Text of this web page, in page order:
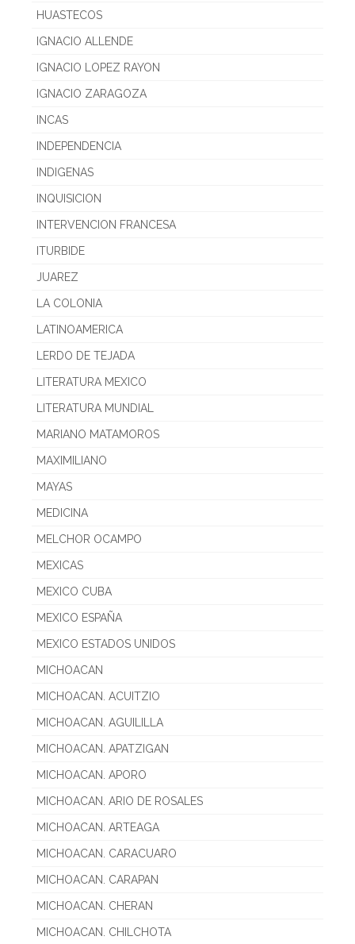
HUASTECOS
IGNACIO ALLENDE
IGNACIO LOPEZ RAYON
IGNACIO ZARAGOZA
INCAS
INDEPENDENCIA
INDIGENAS
INQUISICION
INTERVENCION FRANCESA
ITURBIDE
JUAREZ
LA COLONIA
LATINOAMERICA
LERDO DE TEJADA
LITERATURA MEXICO
LITERATURA MUNDIAL
MARIANO MATAMOROS
MAXIMILIANO
MAYAS
MEDICINA
MELCHOR OCAMPO
MEXICAS
MEXICO CUBA
MEXICO ESPAÑA
MEXICO ESTADOS UNIDOS
MICHOACAN
MICHOACAN. ACUITZIO
MICHOACAN. AGUILILLA
MICHOACAN. APATZIGAN
MICHOACAN. APORO
MICHOACAN. ARIO DE ROSALES
MICHOACAN. ARTEAGA
MICHOACAN. CARACUARO
MICHOACAN. CARAPAN
MICHOACAN. CHERAN
MICHOACAN. CHILCHOTA